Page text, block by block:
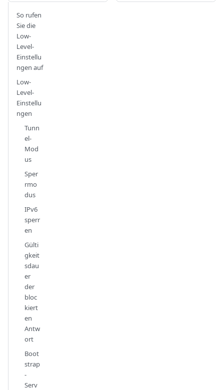
So rufen
Sie die
Low-
Level-
Einstellu
ngen auf
Low-
Level-
Einstellu
ngen
Tunn
el-
Mod
us
Sper
rmo
dus
IPv6
sperr
en
Gülti
gkeit
sdau
er
der
bloc
kiert
en
Antw
ort
Boot
strap
-
Serv